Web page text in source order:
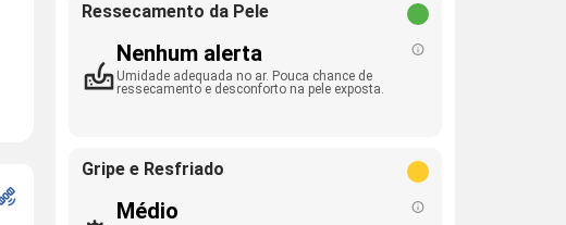
Ressecamento da Pele
Nenhum alerta
Umidade adequada no ar. Pouca chance de
ressecamento e desconforto na pele exposta.
Gripe e Resfriado
Médio